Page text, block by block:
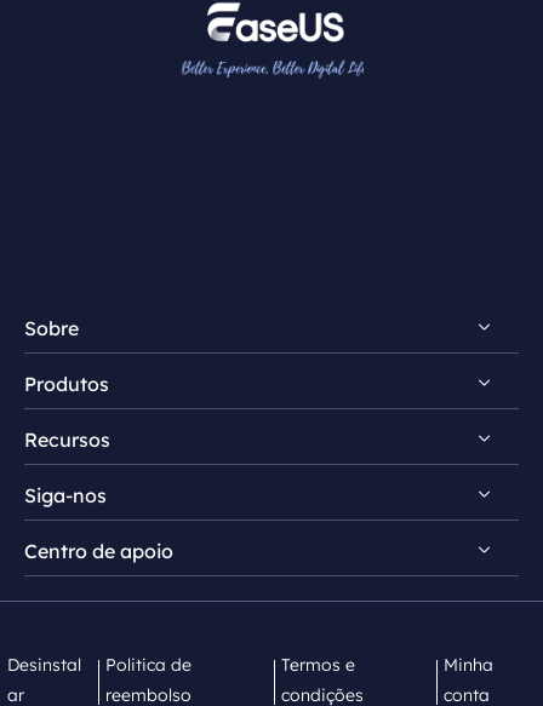
Sobre
Conheça EaseUS
Comentários e prêmios
Contrato de licença
Produtos
RecExperts para Windows
RecExperts para Mac
Screen Recorder Online
Recursos
Dicas de gravação de tela
Mac App Store
Siga-nos
  
Centro de apoio
Desinstal
ar
Politica de
reembolso
Termos e
condições
Minha
conta